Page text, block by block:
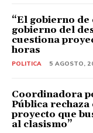
“El gobierno de
gobierno del
cuestiona
horas
POLITICA 5 AGOSTO,
Coordinadora
Pública rechaza
proyecto que
al clasismo”